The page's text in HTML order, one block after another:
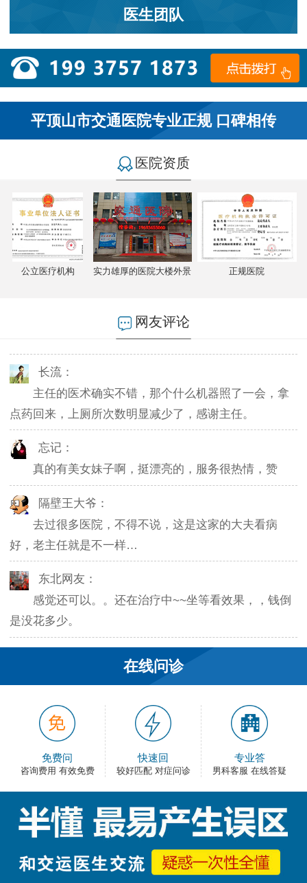
医生团队
平顶山市交通医院专业正规 口碑相传
医院资质
公立医疗机构 实力雄厚的医院大楼外景 正规医院
网友评论
小李：
医院环境不错，就是人有点多，多亏手机预约了，
不然排队都要排好久…
长流：
主任的医术确实不错，那个什么机器照了一会，拿
点药回来，上厕所次数明显减少了，感谢主任。
忘记：
真的有美女妹子啊，挺漂亮的，服务很热情，赞
隔壁王大爷：
去过很多医院，不得不说，这是这家的大夫看病
好，老主任就是不一样…
东北网友：
感觉还可以。。还在治疗中~~坐等看效果，，钱倒
是没花多少。
韦之风：
老医生就是好，不像某些医院的医生，脾气大死
了…
和平网友：
护士都很不错，服务好热情，看病很舒心。
卡佛：
了，出血不多，还不错。
大叔：
很满意，有检查报告单，也不用重新检查了，关键
在线问诊
免费问
咨询费用 有效免费
快速回
较好匹配 对症问诊
专业答
男科客服 在线答疑